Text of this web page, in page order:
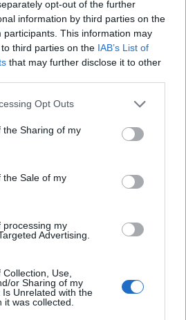
opt-out of the further
information by third parties on the
participants. This information may
third parties on the IAB’s List of
that may further disclose it to other
Opt Outs
the Sharing of my
the Sale of my
processing my
Advertising.
Use,
or Sharing of my
Unrelated with the
was collected.